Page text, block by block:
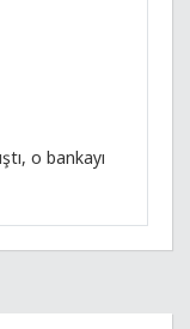
o bankayı